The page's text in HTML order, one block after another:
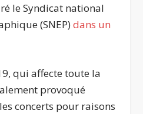
le Syndicat national
(SNEP)dans un
qui affecte toute la
provoqué
concerts pour raisons